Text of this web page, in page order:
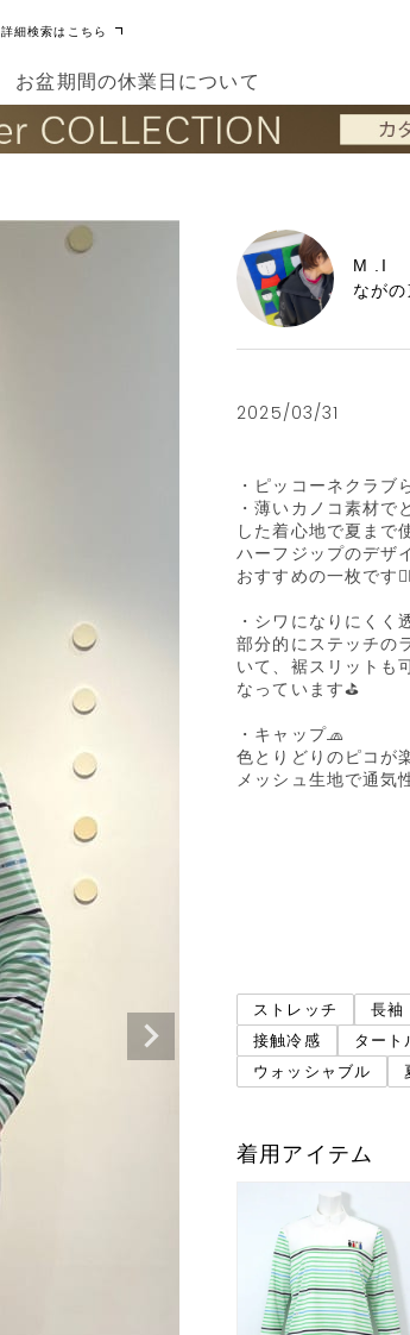
詳細検索はこちら
お盆期間の休業日について
M .I
なが
2025/03/31
・ピッコーネクラブ
・薄いカノコ素材で
した着心地で夏まで
ハーフジップのデザ
おすすめの一枚です
・シワになりにくく
部分的にステッチの
いて、裾スリットも
なっています⛳️
・キャップ🧢
色とりどりのピコが
メッシュ生地で通気
ストレッチ 長袖
接触冷感
タート
ウォッシャブル
着用アイテム